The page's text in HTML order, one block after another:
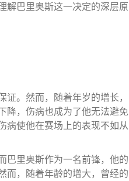
解巴里奥斯这一决定的深层原
。然而，随着年岁的增长，
降，伤病也成为了他无法避免
病使他在赛场上的表现不如从
巴里奥斯作为一名前锋，他的
而，随着年龄的增大，曾经的